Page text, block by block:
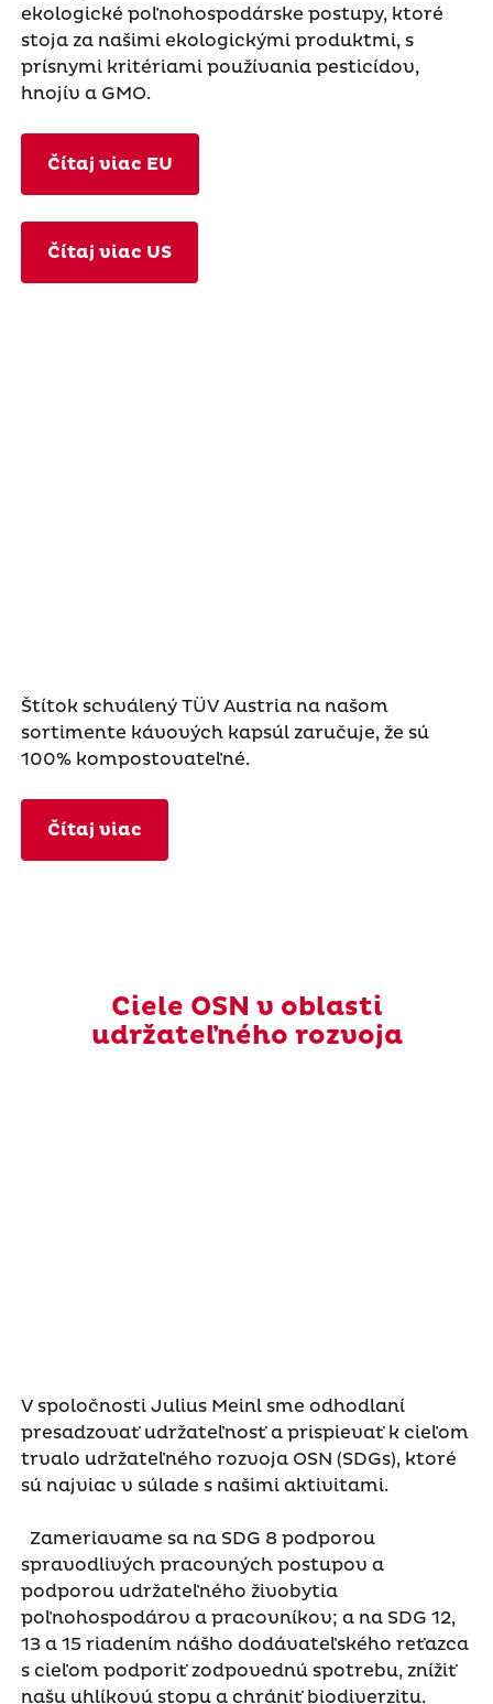
ekologické poľnohospodárske postupy, ktoré
stoja za našimi ekologickými produktmi, s
prísnymi kritériami používania pesticídov,
hnojív a GMO.
Čítaj viac EU
Čítaj viac US
Štítok schválený TÜV Austria na našom
sortimente kávových kapsúl zaručuje, že sú
100% kompostovateľné.
Čítaj viac
Ciele OSN v oblasti
udržateľného rozvoja
V spoločnosti Julius Meinl sme odhodlaní
presadzovať udržateľnosť a prispievať k cieľom
trvalo udržateľného rozvoja OSN (SDGs), ktoré
sú najviac v súlade s našimi aktivitami.
Zameriavame sa na SDG 8 podporou
spravodlivých pracovných postupov a
podporou udržateľného živobytia
poľnohospodárov a pracovníkov; a na SDG 12,
13 a 15 riadením nášho dodávateľského reťazca
s cieľom podporiť zodpovednú spotrebu, znížiť
našu uhlíkovú stopu a chrániť biodiverzitu.